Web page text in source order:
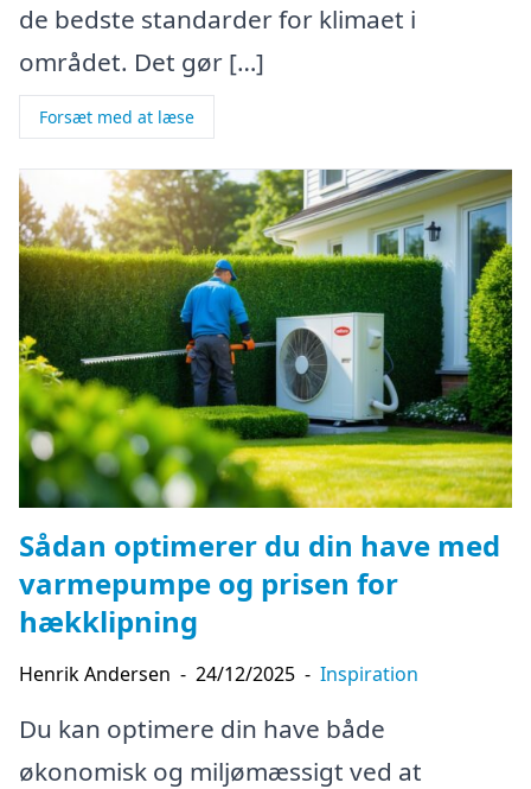
de bedste standarder for klimaet i
området. Det gør […]
Forsæt med at læse
Sådan optimerer du din have med
varmepumpe og prisen for
hækklipning
Henrik Andersen - 24/12/2025 - Inspiration
Du kan optimere din have både
økonomisk og miljømæssigt ved at